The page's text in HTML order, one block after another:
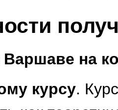
Варшаве на
курсу.